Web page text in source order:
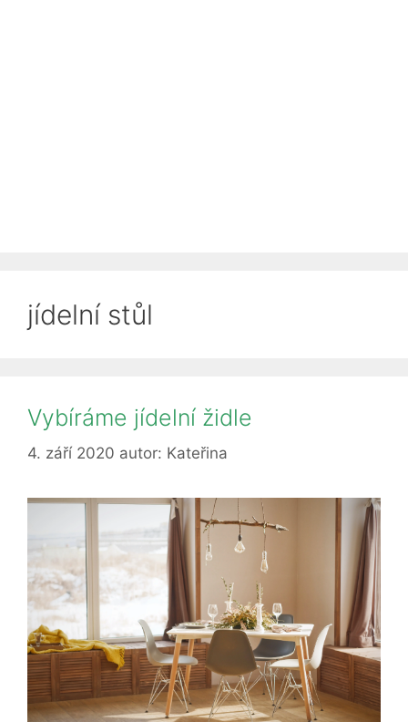
jídelní stůl
Vybíráme jídelní židle
4. září 2020 autor: Kateřina